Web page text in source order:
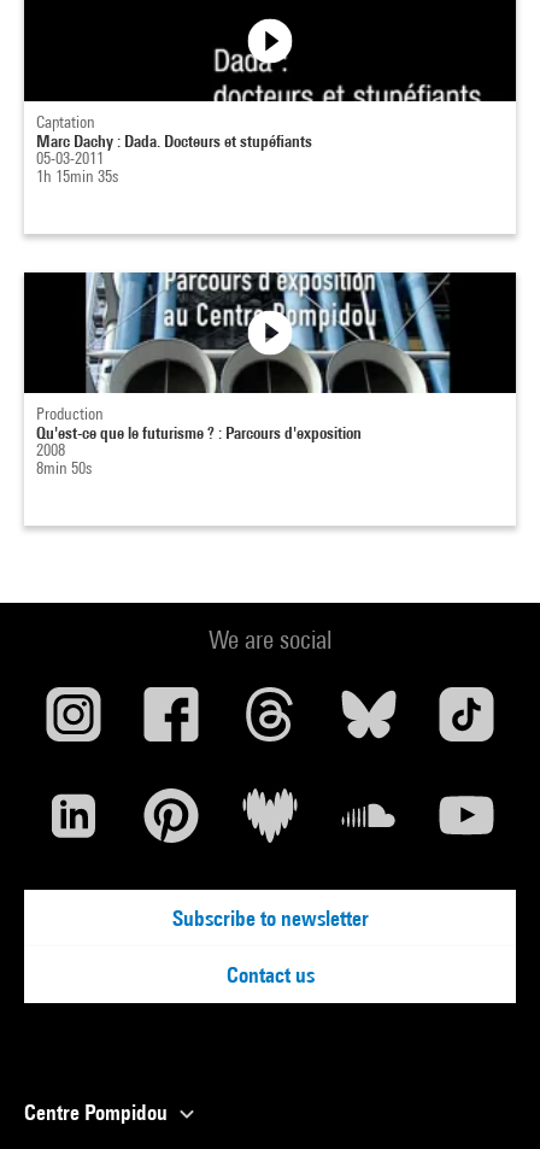
Captation
Marc Dachy : Dada. Docteurs et stupéfiants
05-03-2011
1h 15min 35s
Production
Qu'est-ce que le futurisme ? : Parcours d'exposition
2008
8min 50s
We are social
Subscribe to newsletter
Contact us
Centre Pompidou